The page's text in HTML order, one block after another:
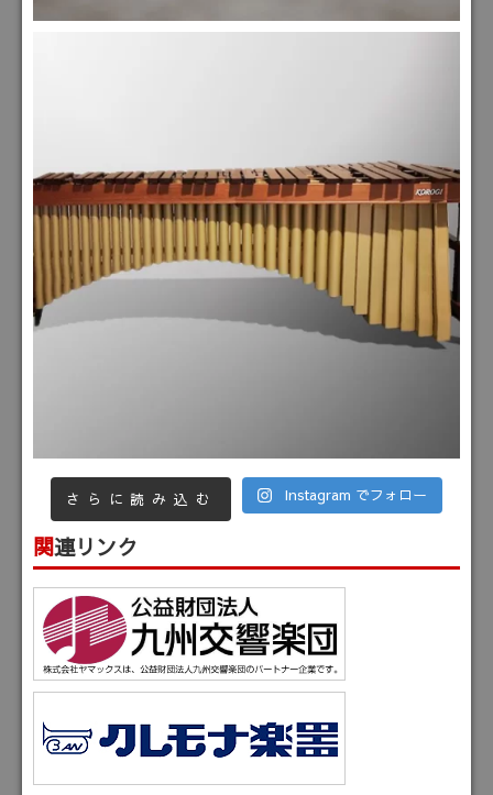
さらに読み込む Instagram でフォロー
関連リンク